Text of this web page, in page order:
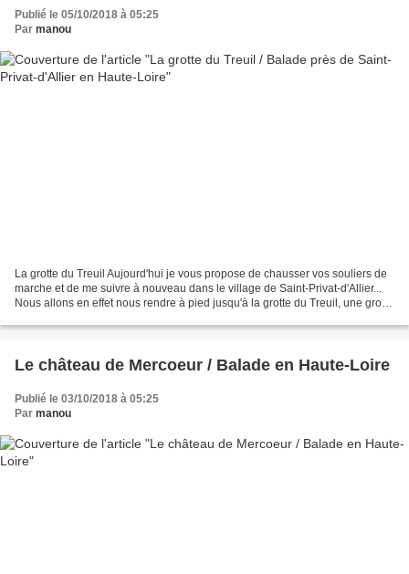
Publié le 05/10/2018 à 05:25
Par manou
La grotte du Treuil Aujourd'hui je vous propose de chausser vos souliers de
marche et de me suivre à nouveau dans le village de Saint-Privat-d'Allier...
Nous allons en effet nous rendre à pied jusqu'à la grotte du Treuil, une grotte
Le château de Mercoeur / Balade en Haute-Loire
Publié le 03/10/2018 à 05:25
Par manou